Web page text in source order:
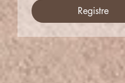
Registre